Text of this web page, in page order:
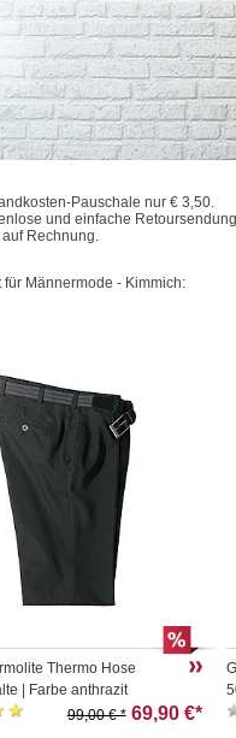
Pauschale nur € 3,50.
und einfache
auf Rechnung.
Männermode - Kimmich:
Thermo Hose
| Farbe anthrazit
99,00 € *69,90 €*